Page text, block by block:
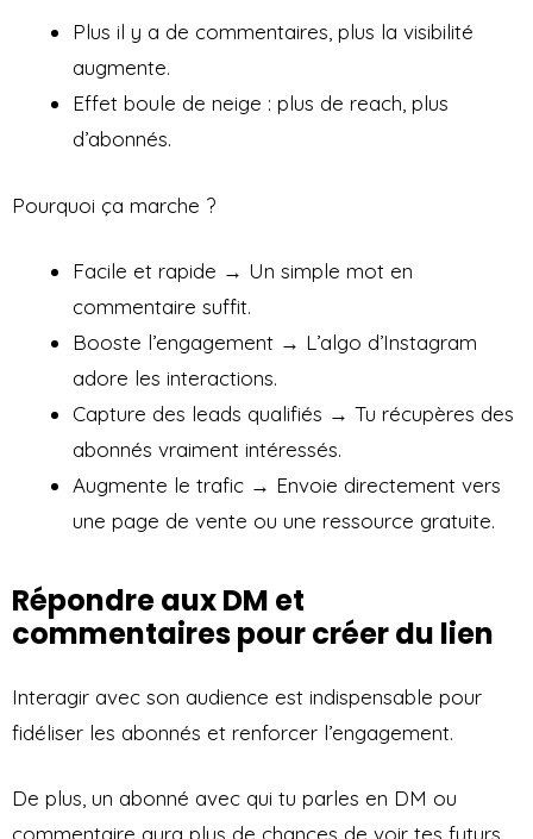
Plus il y a de commentaires, plus la visibilité
augmente.
Effet boule de neige : plus de reach, plus
d’abonnés.
Pourquoi ça marche ?
Facile et rapide → Un simple mot en
commentaire suffit.
Booste l’engagement → L’algo d’Instagram
adore les interactions.
Capture des leads qualifiés → Tu récupères des
abonnés vraiment intéressés.
Augmente le trafic → Envoie directement vers
une page de vente ou une ressource gratuite.
Répondre aux DM et
commentaires pour créer du lien
Interagir avec son audience est indispensable pour
fidéliser les abonnés et renforcer l’engagement.
De plus, un abonné avec qui tu parles en DM ou
commentaire aura plus de chances de voir tes futurs